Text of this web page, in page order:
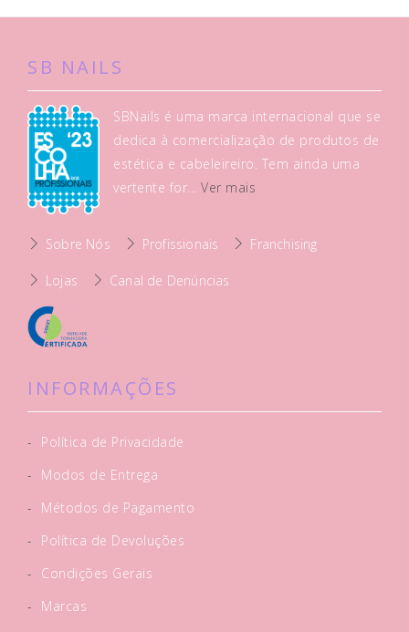
SB NAILS
SBNails é uma marca internacional que se
dedica à comercialização de produtos de
estética e cabeleireiro. Tem ainda uma
vertente for...Ver mais
Sobre Nós Profissionais Franchising
Lojas Canal de Denúncias
INFORMAÇÕES
-
Política de Privacidade
-
Modos de Entrega
-
Métodos de Pagamento
-
Política de Devoluções
-
Condições Gerais
-
Marcas